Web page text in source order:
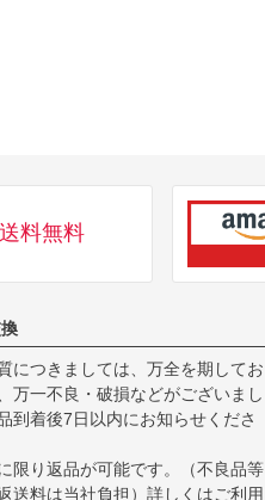
料無料
につきましては、万全を期してお
万一不良・破損などがございまし
到着後7日以内にお知らせくださ
限り返品が可能です。（不良品等
送料は当社負担）詳しくはご利用